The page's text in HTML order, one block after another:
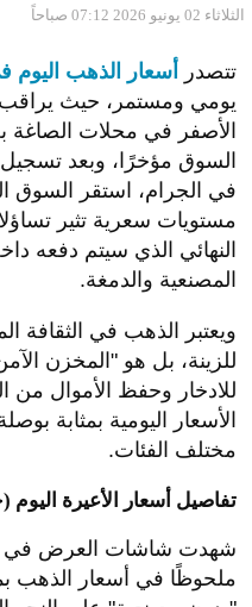
الثلاثاء 02 يونيو 2026 07:12 صباحاً
تتصدر أسعار الذهب
يومي ومستمر، حيث يراقب
الأصفر في محلات الصاغة
في الجرام، استقر السوق
مستويات سعرية تثير
النهائي الذي سيتم دفعه
المصنعية والدمغة.
ويعتبر الذهب في الثقافة
للزينة، بل هو "المخزن
للادخار وحفظ الأموال من
الأسعار اليومية بمثابة
مختلف الفئات.
تفاصيل أسعار الأعيرة اليوم
شهدت شاشات العرض في
ملحوظًا في أسعار الذهب